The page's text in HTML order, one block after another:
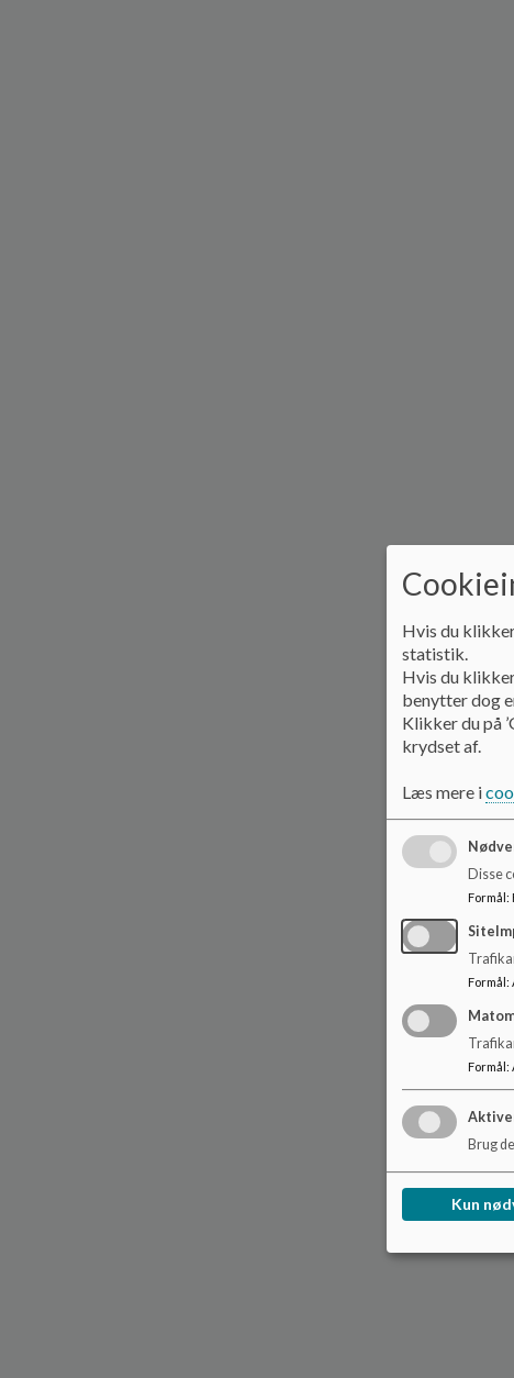
Hvis du
statistik.
Hvis du
benytter dog
Klikker du på
krydset af.
Læs mere i
Disse
Formål :
Formål :
Formål:
Brug
Kun